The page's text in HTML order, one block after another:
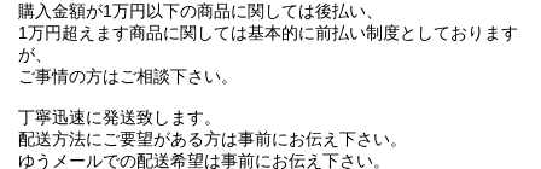
購入金額が1万円以下の商品に関しては後払い、
1万円超えます商品に関しては基本的に前払い制度としております
が、
ご事情の方はご相談下さい。
丁寧迅速に発送致します。
配送方法にご要望がある方は事前にお伝え下さい。
ゆうメールでの配送希望は事前にお伝え下さい。